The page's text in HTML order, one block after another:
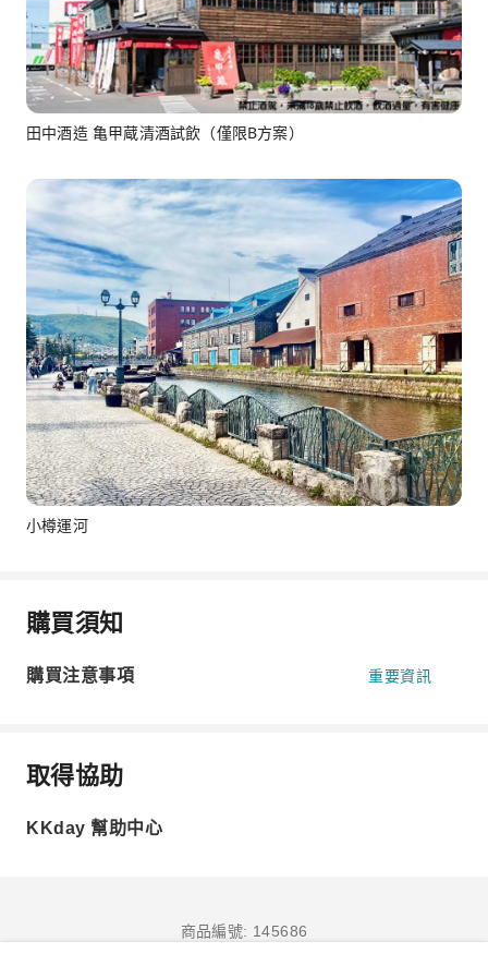
田中酒造 亀甲蔵清酒試飲（僅限B方案）
小樽運河
購買須知
購買注意事項 重要資訊
取得協助
KKday 幫助中心
商品編號: 145686